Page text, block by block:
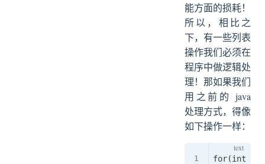
能方面的损耗！
所以，相比之
下，有一些列表
操作我们必须在
程序中做逻辑处
理！那如果我们
用之前的 java
处理方式，得像
如下操作一样：
for(int